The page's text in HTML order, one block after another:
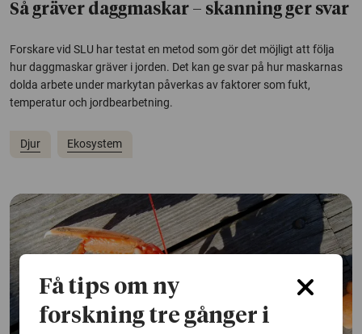
Så gräver daggmaskar – skanning ger svar
Forskare vid SLU har testat en metod som gör det möjligt att följa
hur daggmaskar gräver i jorden. Det kan ge svar på hur maskarnas
dolda arbete under markytan påverkas av faktorer som fukt,
temperatur och jordbearbetning.
Djur Ekosystem
Få tips om ny
forskning tre gånger i